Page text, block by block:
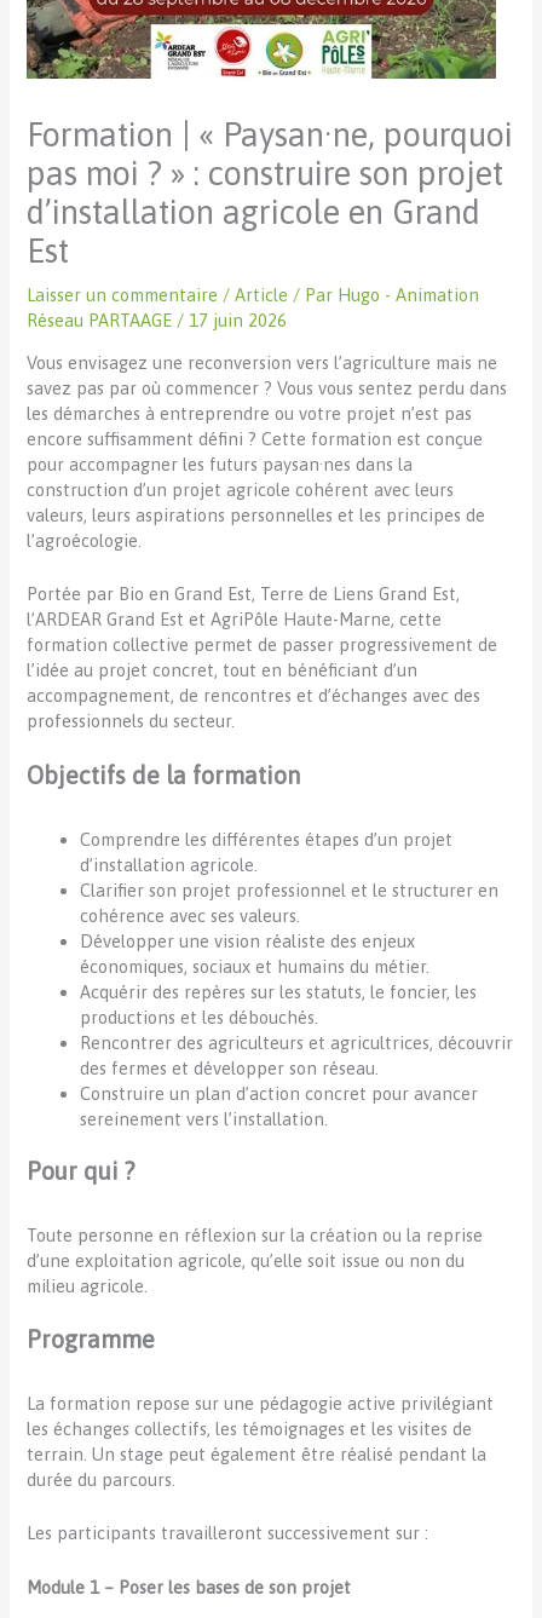
Formation | « Paysan·ne, pourquoi
pas moi ? » : construire son projet
d’installation agricole en Grand
Est
Laisser un commentaire /Article / Par Hugo - Animation
Réseau PARTAAGE / 17 juin 2026
Vous envisagez une reconversion vers l’agriculture mais ne
savez pas par où commencer ? Vous vous sentez perdu dans
les démarches à entreprendre ou votre projet n’est pas
encore suffisamment défini ? Cette formation est conçue
pour accompagner les futurs paysan·nes dans la
construction d’un projet agricole cohérent avec leurs
valeurs, leurs aspirations personnelles et les principes de
l’agroécologie.
Portée par Bio en Grand Est, Terre de Liens Grand Est,
l’ARDEAR Grand Est et AgriPôle Haute-Marne, cette
formation collective permet de passer progressivement de
l’idée au projet concret, tout en bénéficiant d’un
accompagnement, de rencontres et d’échanges avec des
professionnels du secteur.
Objectifs de la formation
Comprendre les différentes étapes d’un projet
d’installation agricole.
Clarifier son projet professionnel et le structurer en
cohérence avec ses valeurs.
Développer une vision réaliste des enjeux
économiques, sociaux et humains du métier.
Acquérir des repères sur les statuts, le foncier, les
productions et les débouchés.
Rencontrer des agriculteurs et agricultrices, découvrir
des fermes et développer son réseau.
Construire un plan d’action concret pour avancer
sereinement vers l’installation.
Pour qui ?
Toute personne en réflexion sur la création ou la reprise
d’une exploitation agricole, qu’elle soit issue ou non du
milieu agricole.
Programme
La formation repose sur une pédagogie active privilégiant
les échanges collectifs, les témoignages et les visites de
terrain. Un stage peut également être réalisé pendant la
durée du parcours.
Les participants travailleront successivement sur :
Module 1 – Poser les bases de son projet